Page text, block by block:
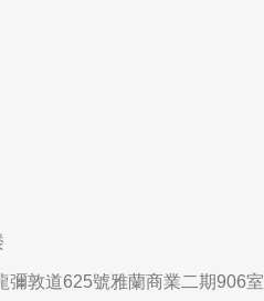
彌敦道625號雅蘭商業二期906室